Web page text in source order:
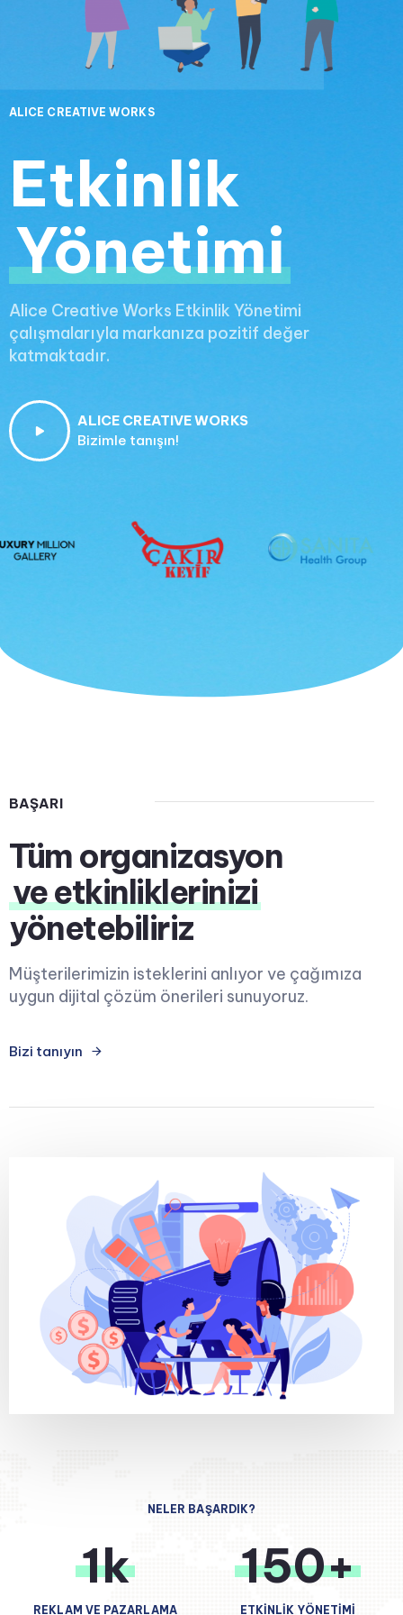
ALICE CREATIVE WORKS
Etkinlik
Yönetimi
Alice Creative Works Etkinlik Yönetimi
çalışmalarıyla markanıza pozitif değer
katmaktadır.
ALICE CREATIVE WORKS
Bizimle tanışın!
BAŞARI
Tüm organizasyon
ve etkinliklerinizi
yönetebiliriz
Müşterilerimizin isteklerini anlıyor ve çağımıza
uygun dijital çözüm önerileri sunuyoruz.
Bizi tanıyın
NELER BAŞARDIK?
1k
REKLAM VE PAZARLAMA
150+
ETKİNLİK YÖNETİMİ